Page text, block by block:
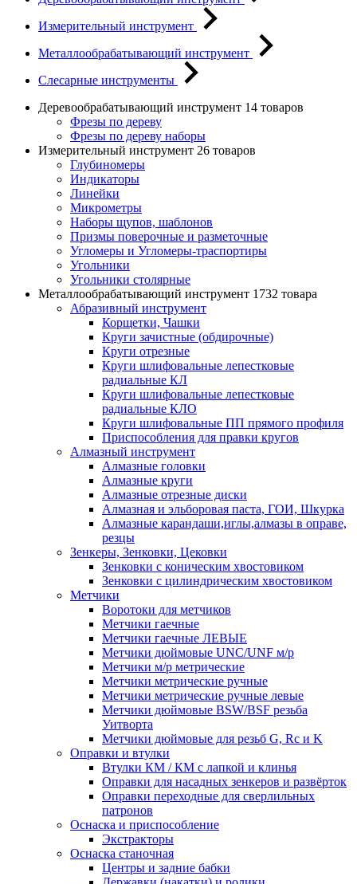
Измерительный инструмент
Металлообрабатывающий инструмент
Слесарные инструменты
Деревообрабатывающий инструмент 14 товаров
Фрезы по дереву
Фрезы по дереву наборы
Измерительный инструмент 26 товаров
Глубиномеры
Индикаторы
Линейки
Микрометры
Наборы щупов, шаблонов
Призмы поверочные и разметочные
Угломеры и Угломеры-траспортиры
Угольники
Угольники столярные
Металлообрабатывающий инструмент 1732 товара
Абразивный инструмент
Корщетки, Чашки
Круги зачистные (обдирочные)
Круги отрезные
Круги шлифовальные лепестковые
радиальные КЛ
Круги шлифовальные лепестковые
радиальные КЛО
Круги шлифовальные ПП прямого профиля
Приспособления для правки кругов
Алмазный инструмент
Алмазные головки
Алмазные круги
Алмазные отрезные диски
Алмазная и эльборовая паста, ГОИ, Шкурка
Алмазные карандаши,иглы,алмазы в оправе,
резцы
Зенкеры, Зенковки, Цековки
Зенковки с коническим хвостовиком
Зенковки с цилиндрическим хвостовиком
Метчики
Воротоки для метчиков
Метчики гаечные
Метчики гаечные ЛЕВЫЕ
Метчики дюймовые UNC/UNF м/р
Метчики м/р метрические
Метчики метрические ручные
Метчики метрические ручные левые
Метчики дюймовые BSW/BSF резьба
Уитворта
Метчики дюймовые для резьб G, Rc и K
Оправки и втулки
Втулки КМ / КМ с лапкой и клинья
Оправки для насадных зенкеров и развёрток
Оправки переходные для сверлильных
патронов
Оснаска и приспособление
Экстракторы
Оснаска станочная
Центры и задние бабки